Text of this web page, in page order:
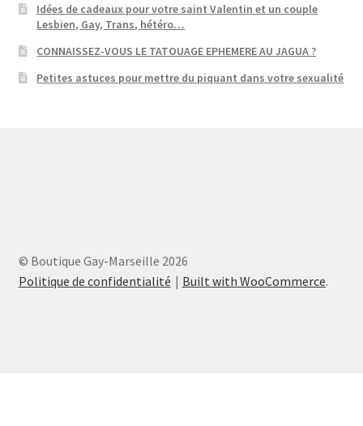
Idées de cadeaux pour votre saint Valentin et un couple
Lesbien, Gay, Trans, hétéro…
CONNAISSEZ-VOUS LE TATOUAGE EPHEMERE AU JAGUA ?
Petites astuces pour mettre du piquant dans votre sexualité
© Boutique Gay-Marseille 2026
Politique de confidentialité
Built with WooCommerce.